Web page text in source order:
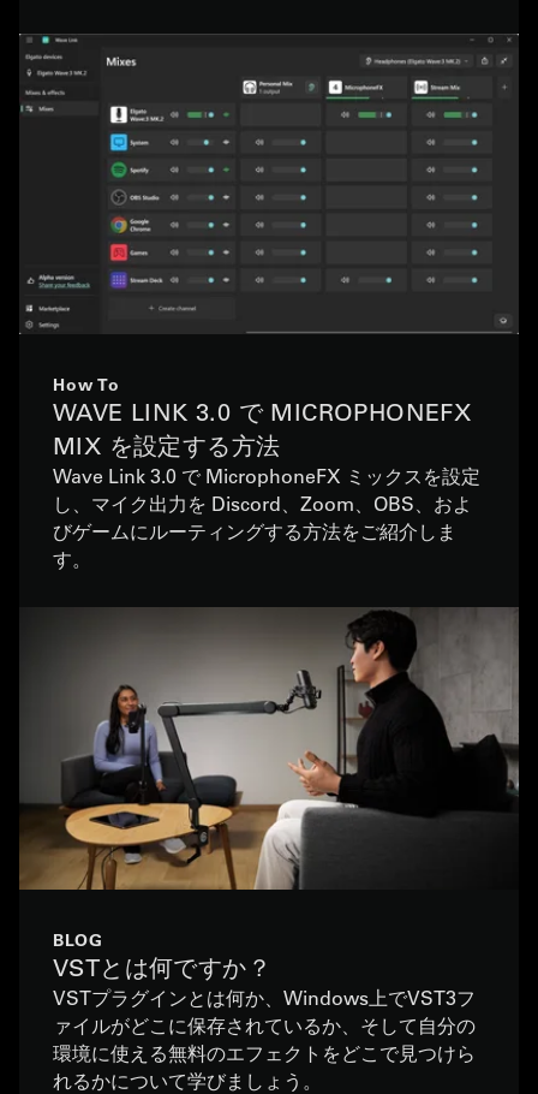
How To
WAVE LINK 3.0 で MICROPHONEFX
MIX を設定する方法
Wave Link 3.0 で MicrophoneFX ミックスを設定
し、マイク出力を Discord、Zoom、OBS、およ
びゲームにルーティングする方法をご紹介しま
す。
BLOG
VSTとは何ですか？
VSTプラグインとは何か、Windows上でVST3フ
ァイルがどこに保存されているか、そして自分の
環境に使える無料のエフェクトをどこで見つけら
れるかについて学びましょう。